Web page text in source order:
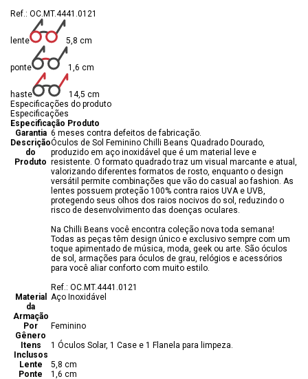
Ref.: OC.MT.4441.0121
lente 5,8 cm
ponte 1,6 cm
haste
14,5 cm
Especificações do produto
Especificações
Especificação Produto
Garantia 6 meses contra defeitos de fabricação.
Descrição
do
Produto
Óculos de Sol Feminino Chilli Beans Quadrado Dourado,
produzido em aço inoxidável que é um material leve e
resistente. O formato quadrado traz um visual marcante e atual,
valorizando diferentes formatos de rosto, enquanto o design
versátil permite combinações que vão do casual ao fashion. As
lentes possuem proteção 100% contra raios UVA e UVB,
protegendo seus olhos dos raios nocivos do sol, reduzindo o
risco de desenvolvimento das doenças oculares.
Na Chilli Beans você encontra coleção nova toda semana!
Todas as peças têm design único e exclusivo sempre com um
toque apimentado de música, moda, geek ou arte. São óculos
de sol, armações para óculos de grau, relógios e acessórios
para você aliar conforto com muito estilo.
Ref.: OC.MT.4441.0121
Material
da
Armação
Aço Inoxidável
Por
Gênero
Feminino
Itens
Inclusos
1 Óculos Solar, 1 Case e 1 Flanela para limpeza.
Lente
5,8 cm
Ponte
1,6 cm